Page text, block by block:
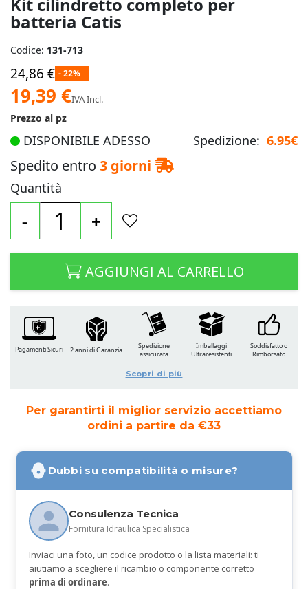
Kit cilindretto completo per
batteria Catis
Codice: 131-713
24,86 € - 22%
Prezzo
speciale
19,39 €IVA Incl.
Prezzo al pz
DISPONIBILE ADESSO Spedizione: 6.95€
Spedito entro 3 giorni
Quantità
- +
AGGIUNGI AL CARRELLO
Per garantirti il miglior servizio accettiamo
ordini a partire da €33
Dubbi su compatibilità o misure?
Consulenza Tecnica
Fornitura Idraulica Specialistica
Inviaci una foto, un codice prodotto o la lista materiali: ti
aiutiamo a scegliere il ricambio o componente corretto
prima di ordinare.
Pagamenti Sicuri 2 anni di Garanzia
Spedizione
assicurata
Imballaggi
Ultraresistenti
Soddisfatto o
Rimborsato
Scopri di più